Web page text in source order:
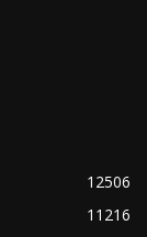
12506
11216